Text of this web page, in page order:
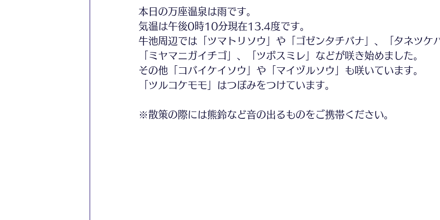
本日の万座温泉は雨です。
気温は午後0時10分現在13.4度です。
牛池周辺では「ツマトリソウ」や「ゴゼンタチバナ」、「タネツケ
「ミヤマニガイチゴ」、「ツボスミレ」などが咲き始めました。
その他「コバイケイソウ」や「マイヅルソウ」も咲いています。
「ツルコケモモ」はつぼみをつけています。
※散策の際には熊鈴など音の出るものをご携帯ください。